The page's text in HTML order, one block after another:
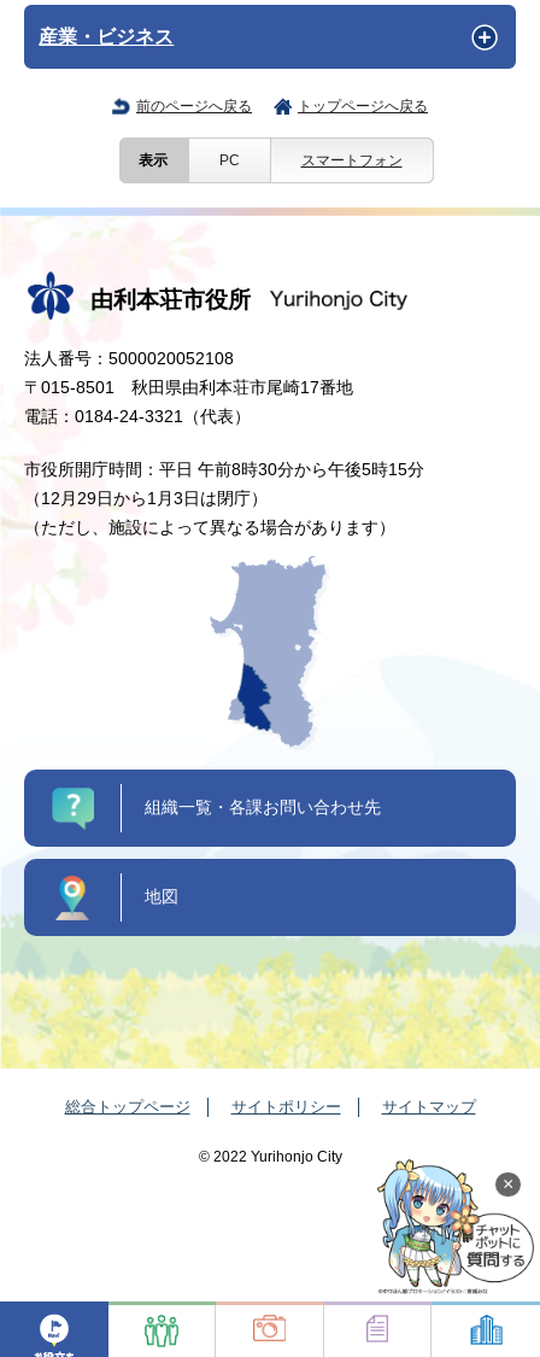
産業・ビジネス
前のページへ戻る トップページへ戻る
表示 PC スマートフォン
×
由利本荘市役所
法人番号：5000020052108
〒015-8501 秋田県由利本荘市尾崎17番地
電話：0184-24-3321（代表）
市役所開庁時間：平日 午前8時30分から午後5時15分
（12月29日から1月3日は閉庁）
（ただし、施設によって異なる場合があります）
組織一覧・各課お問い合わせ先
地図
総合トップページ サイトポリシー サイトマップ
©️ 2022 Yurihonjo City